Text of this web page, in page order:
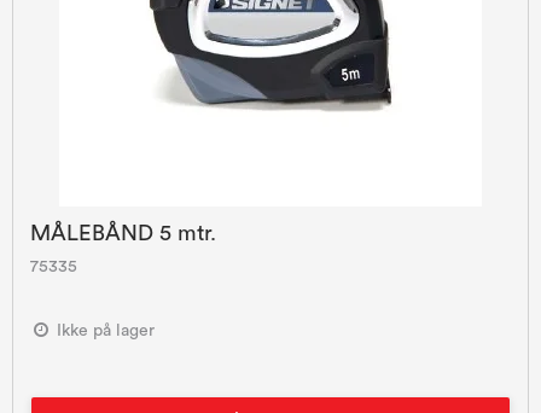
MÅLEBÅND 5 mtr.
75335
Ikke på lager